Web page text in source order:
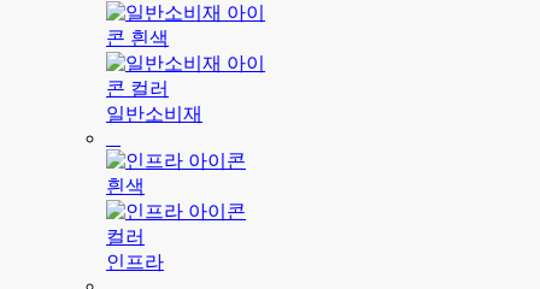
일반소비재
인프라